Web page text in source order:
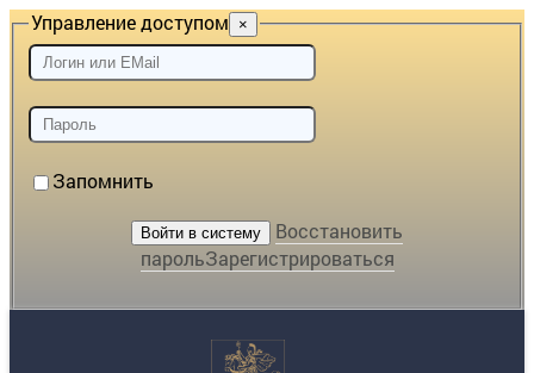
Управление доступом ×
Запомнить
Восстановить
парольЗарегистрироваться